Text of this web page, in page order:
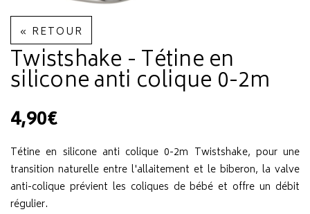
« RETOUR
Twistshake - Tétine en
silicone anti colique 0-2m
4,90€
Tétine en silicone anti colique 0-2m Twistshake, pour une
transition naturelle entre l'allaitement et le biberon, la valve
anti-colique prévient les coliques de bébé et offre un débit
régulier.